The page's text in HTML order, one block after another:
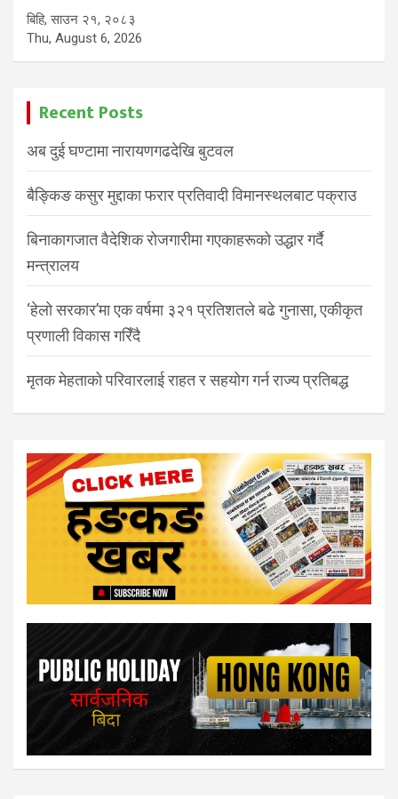
बिहि, साउन २१, २०८३
Thu, August 6, 2026
Recent Posts
अब दुई घण्टामा नारायणगढदेखि बुटवल
बैङ्किङ कसुर मुद्दाका फरार प्रतिवादी विमानस्थलबाट पक्राउ
बिनाकागजात वैदेशिक रोजगारीमा गएकाहरूको उद्धार गर्दै
मन्त्रालय
‘हेलो सरकार’मा एक वर्षमा ३२१ प्रतिशतले बढे गुनासा, एकीकृत
प्रणाली विकास गरिँदै
मृतक मेहताको परिवारलाई राहत र सहयोग गर्न राज्य प्रतिबद्ध